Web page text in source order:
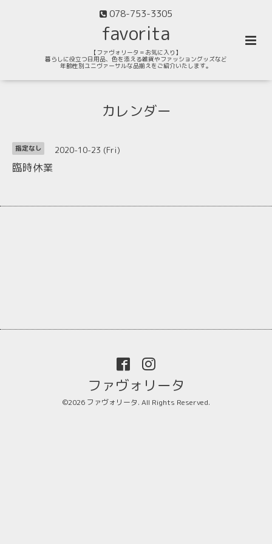
078-753-3305
favorita
【ファヴォリータ＝お気に入り】
暮らしに役立つ日用品、色を添える雑貨やファッショングッズなど
年齢性別ユニヴァーサルな品揃えをご紹介いたします。
カレンダー
指定なし 2020-10-23 (Fri)
臨時休業
ファヴォリータ
©2026 ファヴォリータ. All Rights Reserved.